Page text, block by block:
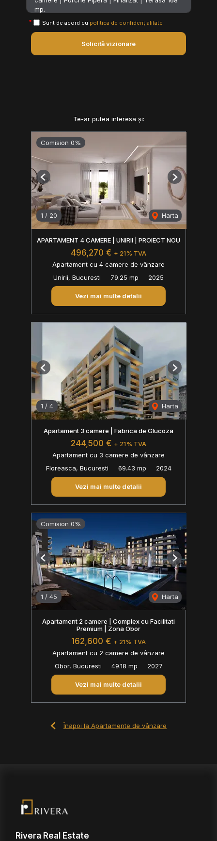
Sunt de acord cu politica de confidențialitate
Solicită vizionare
Te-ar putea interesa și:
Comision 0%
1 / 20 Harta
Previous Next
APARTAMENT 4 CAMERE | UNIRII | PROIECT NOU
496,270 € + 21% TVA
Apartament cu 4 camere de vânzare
Unirii, Bucuresti
79.25 mp 2025
Vezi mai multe detalii
1 / 4 Harta
Previous Next
Apartament 3 camere | Fabrica de Glucoza
244,500 € + 21% TVA
Apartament cu 3 camere de vânzare
Floreasca, Bucuresti
69.43 mp 2024
Vezi mai multe detalii
Comision 0%
1 / 45 Harta
Previous Next
Apartament 2 camere | Complex cu Facilitati
Premium | Zona Obor
162,600 € + 21% TVA
Apartament cu 2 camere de vânzare
Obor, Bucuresti
49.18 mp 2027
Vezi mai multe detalii
Înapoi la Apartamente de vânzare
Rivera Real Estate